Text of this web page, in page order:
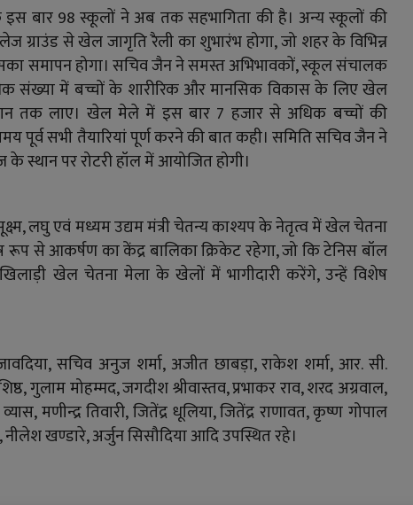
बार 98 स्कूलों ने अब तक सहभागिता की है। अन्य स्कूलों की
ग्राउंड से खेल जागृति रैली का शुभारंभ होगा, जो शहर के विभिन्न
समापन होगा। सचिव जैन ने समस्त अभिभावकों, स्कूल संचालक
संख्या में बच्चों के शारीरिक और मानसिक विकास के लिए खेल
तक लाए। खेल मेले में इस बार 7 हजार से अधिक बच्चों की
पूर्व सभी तैयारियां पूर्ण करने की बात कही। समिति सचिव जैन ने
स्थान पर रोटरी हॉल में आयोजित होगी।
लघु एवं मध्यम उद्यम मंत्री चेतन्य काश्यप के नेतृत्व में खेल चेतना
से आकर्षण का केंद्र बालिका क्रिकेट रहेगा, जो कि टेनिस बॉल
खेल चेतना मेला के खेलों में भागीदारी करेंगे, उन्हें विशेष
सचिव अनुज शर्मा, अजीत छाबड़ा, राकेश शर्मा, आर. सी.
गुलाम मोहम्मद, जगदीश श्रीवास्तव, प्रभाकर राव, शरद अग्रवाल,
मणीन्द्र तिवारी, जितेंद्र धूलिया, जितेंद्र राणावत, कृष्ण गोपाल
नीलेश खण्डारे, अर्जुन सिसौदिया आदि उपस्थित रहे।